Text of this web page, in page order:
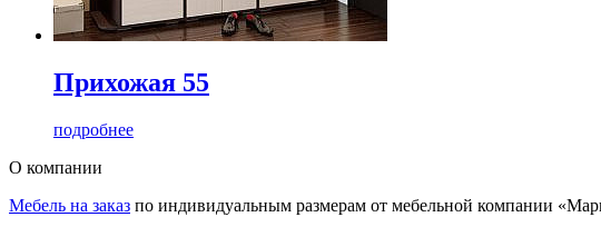
Прихожая 55
подробнее
О компании
Мебель на заказ по индивидуальным размерам от мебельной компании